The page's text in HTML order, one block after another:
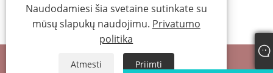
Naudodamiesi šia svetaine sutinkate su
mūsų slapukų naudojimu. Privatumo
politika
Atmesti
Priimti